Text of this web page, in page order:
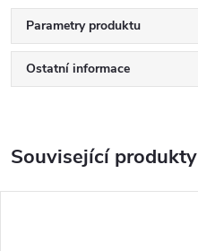
Parametry produktu
Ostatní informace
Související produkty